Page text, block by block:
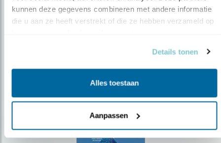
kunnen deze gegevens combineren met andere informatie
die u aan ze heeft verstrekt of die ze hebben verzameld op
Details tonen
Alles toestaan
Aanpassen
over vogels en activiteiten van Vogelbescherming.